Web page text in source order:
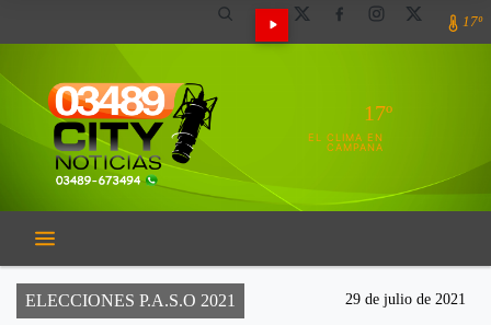
17º
17º
EL CLIMA EN
CAMPANA
ELECCIONES P.A.S.O 2021 29 de julio de 2021